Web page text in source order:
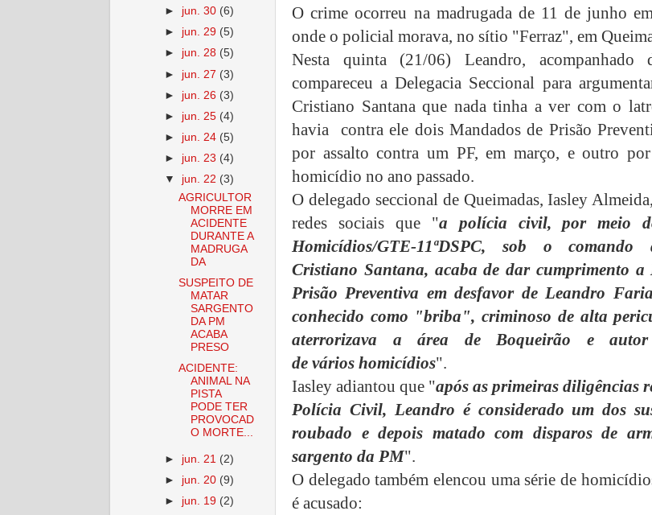
O crime ocorreu na madrugada de 11 de junho
onde o policial morava, no sítio "Ferraz", em
Nesta quinta (21/06) Leandro, acompanhado
compareceu a Delegacia Seccional para
Cristiano Santana que nada tinha a ver com o
havia contra ele dois Mandados de Prisão
por assalto contra um PF, em março, e outro
homicídio no ano passado.
O delegado seccional de Queimadas, Iasley
redes sociais que "a polícia civil, por meio
Homicídios/GTE-11ªDSPC, sob o comando
Cristiano Santana, acaba de dar cumprimento a
Prisão Preventiva em desfavor de Leandro
conhecido como "briba", criminoso de alta
aterrorizava a área de Boqueirão e autor
de vários homicídios".
Iasley adiantou que "após as primeiras diligências
Polícia Civil, Leandro é considerado um dos
roubado e depois matado com disparos de
sargento da PM".
O delegado também elencou uma série de
é acusado:
► jun. 30 (6)
► jun. 29 (5)
► jun. 28 (5)
► jun. 27 (3)
► jun. 26 (3)
► jun. 25 (4)
► jun. 24 (5)
► jun. 23 (4)
▼ jun. 22 (3)
AGRICULTOR
MORRE EM
ACIDENTE
DURANTE A
MADRUGA
DA
SUSPEITO DE
MATAR
SARGENTO
DA PM
ACABA
PRESO
ACIDENTE:
ANIMAL NA
PISTA
PODE TER
PROVOCAD
O MORTE...
► jun. 21 (2)
► jun. 20 (9)
► jun. 19 (2)